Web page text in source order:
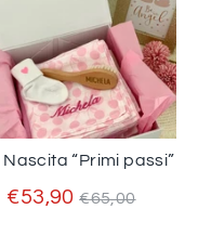
Nascita “Primi passi”
€53,90 Prezzo
€65,00